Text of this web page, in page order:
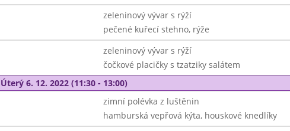
zeleninový vývar s rýží
pečené kuřecí stehno, rýže
zeleninový vývar s rýží
čočkové placičky s tzatziky salátem
Úterý 6. 12. 2022 (11:30 - 13:00)
zimní polévka z luštěnin
hamburská vepřová kýta, houskové knedlíky